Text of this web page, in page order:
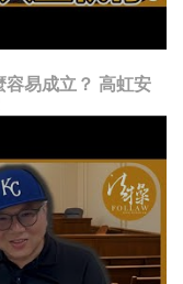
易成立？ 高虹安